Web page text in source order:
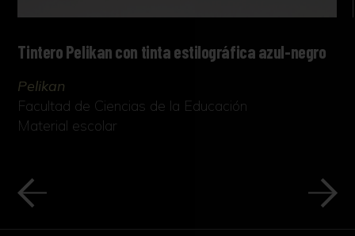
Tintero Pelikan con tinta estilográfica azul-negro
Pelikan
Facultad de Ciencias de la Educación
Material escolar